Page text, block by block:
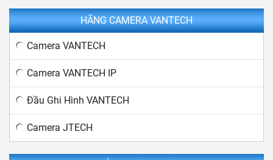
HÃNG CAMERA VANTECH
Camera VANTECH
Camera VANTECH IP
Đầu Ghi Hình VANTECH
Camera JTECH